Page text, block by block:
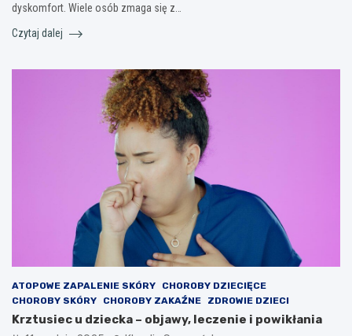
dyskomfort. Wiele osób zmaga się z…
Czytaj dalej
ATOPOWE ZAPALENIE SKÓRY
CHOROBY DZIECIĘCE
CHOROBY SKÓRY
CHOROBY ZAKAŹNE ZDROWIE DZIECI
Krztusiec u dziecka – objawy, leczenie i powikłania